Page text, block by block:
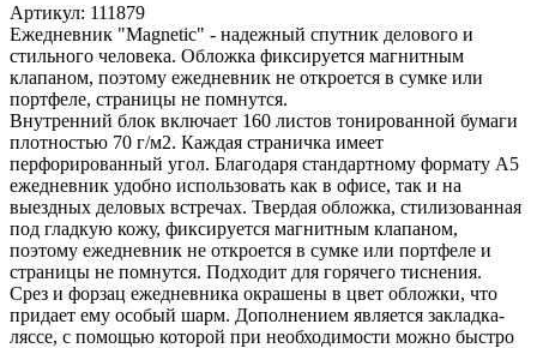
Артикул: 111879
Ежедневник "Magnetic" - надежный спутник делового и
стильного человека. Обложка фиксируется магнитным
клапаном, поэтому ежедневник не откроется в сумке или
портфеле, страницы не помнутся.
Внутренний блок включает 160 листов тонированной бумаги
плотностью 70 г/м2. Каждая страничка имеет
перфорированный угол. Благодаря стандартному формату А5
ежедневник удобно использовать как в офисе, так и на
выездных деловых встречах. Твердая обложка, стилизованная
под гладкую кожу, фиксируется магнитным клапаном,
поэтому ежедневник не откроется в сумке или портфеле и
страницы не помнутся. Подходит для горячего тиснения.
Срез и форзац ежедневника окрашены в цвет обложки, что
придает ему особый шарм. Дополнением является закладка-
ляссе, с помощью которой при необходимости можно быстро